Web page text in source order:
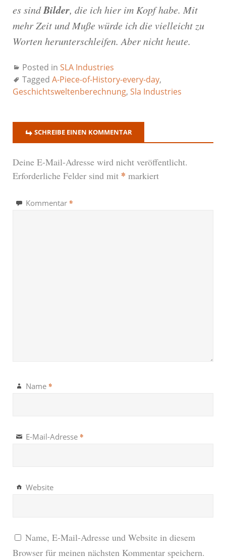
es sindBilder, die ich hier im Kopf habe. Mit
mehr Zeit und Muße würde ich die vielleicht zu
Worten herunterschleifen. Aber nicht heute.
Posted in SLA Industries
Tagged A-Piece-of-History-every-day,
Geschichtsweltenberechnung, Sla Industries
SCHREIBE EINEN KOMMENTAR
Deine E-Mail-Adresse wird nicht veröffentlicht.
Erforderliche Felder sind mit * markiert
Kommentar *
Name *
E-Mail-Adresse *
Website
Name, E-Mail-Adresse und Website in diesem
Browser für meinen nächsten Kommentar speichern.